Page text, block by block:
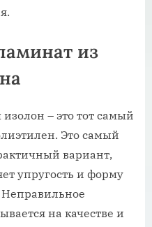
из
– это тот самый
Это самый
вариант,
упругость и форму
Неправильное
на качестве и